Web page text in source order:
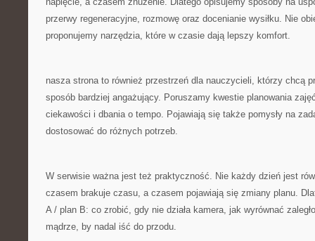
przerwy regeneracyjne, rozmowę oraz docenianie wysiłku. Nie
proponujemy narzędzia, które w czasie dają lepszy komfort.
nasza strona to również przestrzeń dla nauczycieli, którzy chcą
sposób bardziej angażujący. Poruszamy kwestie planowania
ciekawości i dbania o tempo. Pojawiają się także pomysły na
dostosować do różnych potrzeb.
W serwisie ważna jest też praktyczność. Nie każdy dzień jest
czasem brakuje czasu, a czasem pojawiają się zmiany planu.
A / plan B: co zrobić, gdy nie działa kamera, jak wyrównać
mądrze, by nadal iść do przodu.